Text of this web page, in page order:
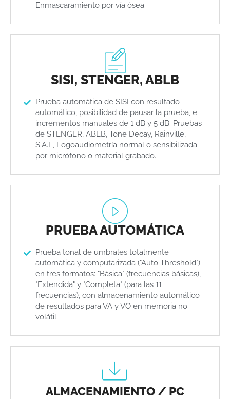
Enmascaramiento por vía ósea.
SISI, STENGER, ABLB
Prueba automática de SISI con resultado
automático, posibilidad de pausar la prueba, e
incrementos manuales de 1 dB y 5 dB. Pruebas
de STENGER, ABLB, Tone Decay, Rainville,
S.A.L, Logoaudiometría normal o sensibilizada
por micrófono o material grabado.
PRUEBA AUTOMÁTICA
Prueba tonal de umbrales totalmente
automática y computarizada ("Auto Threshold")
en tres formatos: "Básica" (frecuencias básicas),
"Extendida" y "Completa" (para las 11
frecuencias), con almacenamiento automático
de resultados para VA y VO en memoria no
volátil.
ALMACENAMIENTO / PC